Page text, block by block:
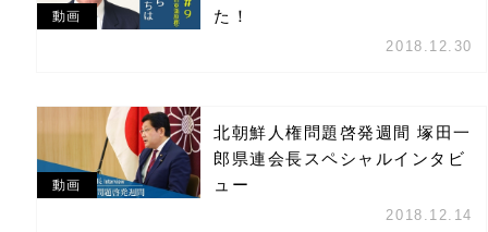
動画
た！
2018.12.30
動画
北朝鮮人権問題啓発週間 塚田一
郎県連会長スペシャルインタビ
ュー
2018.12.14